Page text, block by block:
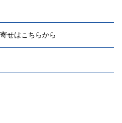
せはこちらから